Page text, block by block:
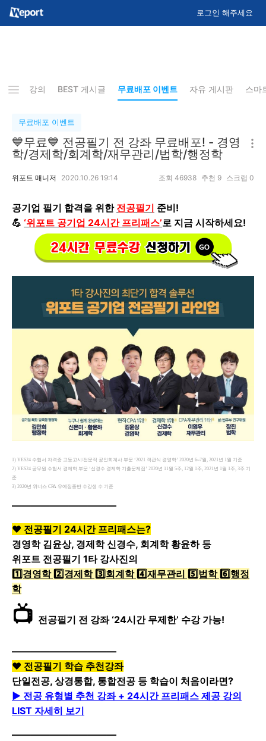
로그인 해주세요
이트 강의 BEST 게시글 무료배포 이벤트 자유 게시판 스마
무료배포 이벤트
💙무료💙 전공필기 전 강좌 무료배포! - 경영
학/경제학/회계학/재무관리/법학/행정학
위포트 매니저 2020.10.26 19:14 조회 46938 추천 9 스크랩 0
공기업 필기 합격을 위한 전공필기 준비!
💪 ‘위포트 공기업 24시간 프리패스’로 지금 시작하세요!
1) YES24 수험서 자격증 고등고시/전문직 공인회계사 부문 ‘2021 객관식 경영학’ 2020년 6~7월, 2021년 1월 기준
2) YES24 공무원 수험서 경제학 부문 ‘신경수 경제학 기출문제집’ 2020년 11월 5주, 12월 1주, 2021년 1월 1주, 3주 기
준
3) 2020년 위너스 CPA 유예집중반 수강생 수 기준
———————————
❤ 전공필기 24시간 프리패스는?
경영학 김윤상, 경제학 신경수, 회계학 황윤하 등
위포트 전공필기 1타 강사진의
1️⃣경영학 2️⃣경제학 3️⃣회계학 4️⃣재무관리 5️⃣법학 6️⃣행정
학
📺 전공필기 전 강좌 ‘24시간 무제한’ 수강 가능!
———————————
❤ 전공필기 학습 추천강좌
단일전공, 상경통합, 통합전공 등 학습이 처음이라면?
▶ 전공 유형별 추천 강좌 + 24시간 프리패스 제공 강의
LIST 자세히 보기
———————————